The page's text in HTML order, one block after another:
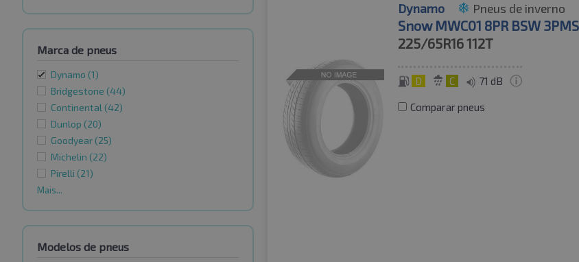
Marca de pneus
Dynamo (1)
Bridgestone (44)
Continental (42)
Dunlop (20)
Goodyear (25)
Michelin (22)
Pirelli (21)
Mais...
Modelos de pneus
Dynamo Pneus de inverno
Snow MWC01 8PR BSW
225/65R16112T
D C 71 dB
Comparar pneus